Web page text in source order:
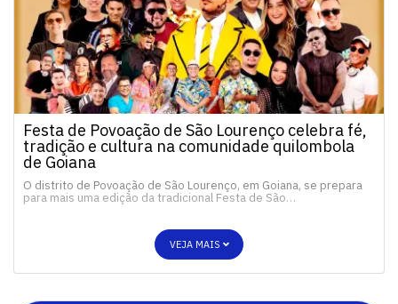
Festa de Povoação de São Lourenço celebra fé,
tradição e cultura na comunidade quilombola
de Goiana
O distrito de Povoação de São Lourenço, em Goiana, se prepara
para mais uma edição da tradicional Festa de São…
VEJA MAIS